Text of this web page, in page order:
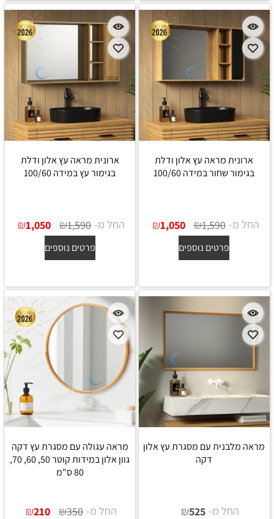
ארונית מראה עץ אלון ודלת
בגימור שחור במידה 100/60
החל מ- ₪1,590
₪1,050
פרטים נוספים
ארונית מראה עץ אלון ודלת
בגימור עץ במידה 100/60
החל מ- ₪1,590
₪1,050
פרטים נוספים
מראה מלבנית עם מסגרת עץ אלון
דקה
החל מ- ₪525
מראה עגולה עם מסגרת עץ דקה
גוון אלון במידות קוטר 50, 60, 70,
80 ס"מ
החל מ- ₪350
₪210